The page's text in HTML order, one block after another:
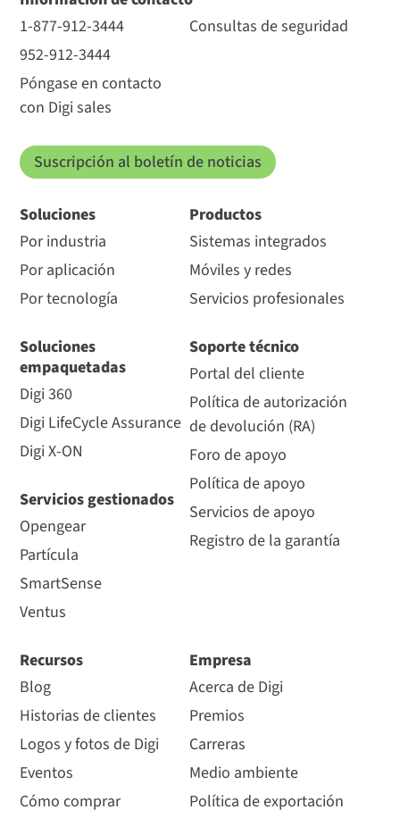
1-877-912-3444
952-912-3444
Póngase en contacto
con Digi sales
Consultas de seguridad
Suscripción al boletín de noticias
Soluciones
Por industria
Por aplicación
Por tecnología
Soluciones
empaquetadas
Digi 360
Digi LifeCycle Assurance
Digi X-ON
Servicios gestionados
Opengear
Partícula
SmartSense
Ventus
Productos
Sistemas integrados
Móviles y redes
Servicios profesionales
Soporte técnico
Portal del cliente
Política de autorización
de devolución (RA)
Foro de apoyo
Política de apoyo
Servicios de apoyo
Registro de la garantía
Recursos
Blog
Historias de clientes
Logos y fotos de Digi
Eventos
Cómo comprar
Empresa
Acerca de Digi
Premios
Carreras
Medio ambiente
Política de exportación